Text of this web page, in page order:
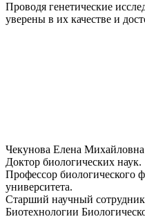
Проводя генетические
уверены в их качестве и
Чекунова Елена Михайловна
Доктор биологических наук.
Профессор биологического
университета.
Старший научный
Биотехнологии